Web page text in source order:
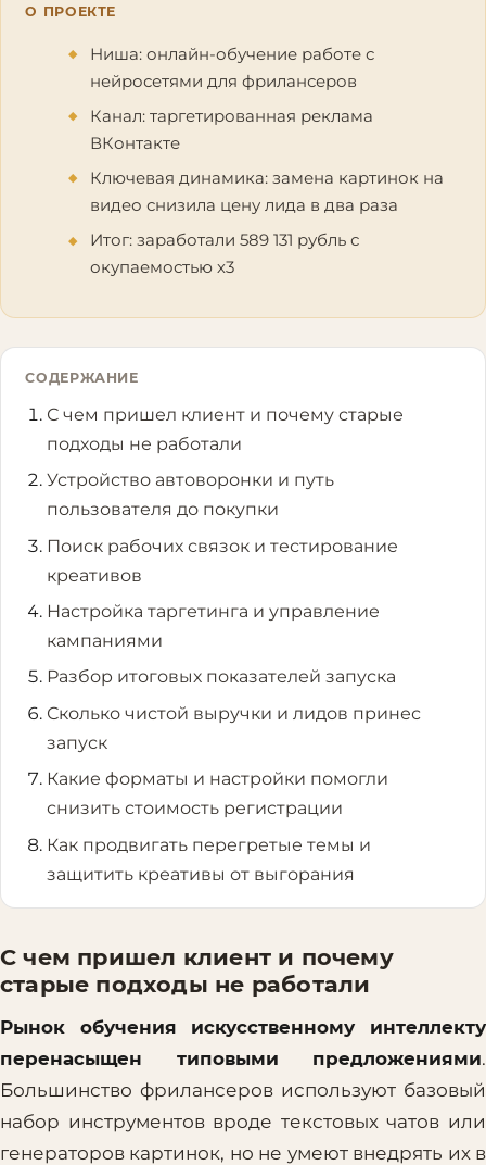
О ПРОЕКТЕ
Ниша: онлайн-обучение работе с
нейросетями для фрилансеров
Канал: таргетированная реклама
ВКонтакте
Ключевая динамика: замена картинок на
видео снизила цену лида в два раза
Итог: заработали 589 131 рубль с
окупаемостью х3
СОДЕРЖАНИЕ
С чем пришел клиент и почему старые
подходы не работали
Устройство автоворонки и путь
пользователя до покупки
Поиск рабочих связок и тестирование
креативов
Настройка таргетинга и управление
кампаниями
Разбор итоговых показателей запускa
Сколько чистой выручки и лидов принес
запуск
Какие форматы и настройки помогли
снизить стоимость регистрации
Как продвигать перегретые темы и
защитить креативы от выгорания
С чем пришел клиент и почему
старые подходы не работали
Рынок обучения искусственному интеллекту
перенасыщен типовыми предложениями.
Большинство фрилансеров используют базовый
набор инструментов вроде текстовых чатов или
генераторов картинок, но не умеют внедрять их в